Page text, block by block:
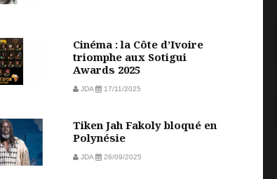
Cinéma : la Côte d’Ivoire
triomphe aux Sotigui
Awards 2025
JDA 17/11/2025
Tiken Jah Fakoly bloqué en
Polynésie
JDA 26/09/2025